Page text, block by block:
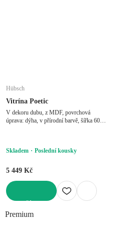
Hübsch
Vitrína Poetic
V dekoru dubu, z MDF, povrchová
úprava: dýha, v přírodní barvě, šířka 60
Skladem Poslední kousky
5 449 Kč
Premium